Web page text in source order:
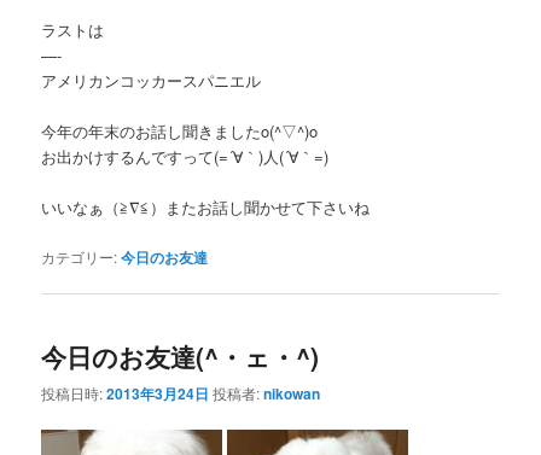
ラストは
—-
アメリカンコッカースパニエル
今年の年末のお話し聞きましたo(^▽^)o
お出かけするんですって(=´∀｀)人(´∀｀=)
いいなぁ（≧∇≦）またお話し聞かせて下さいね
カテゴリー:今日のお友達
今日のお友達(^・ェ・^)
投稿日時:2013年3月24日 投稿者:nikowan